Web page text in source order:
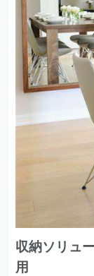
収納ソリュ
用